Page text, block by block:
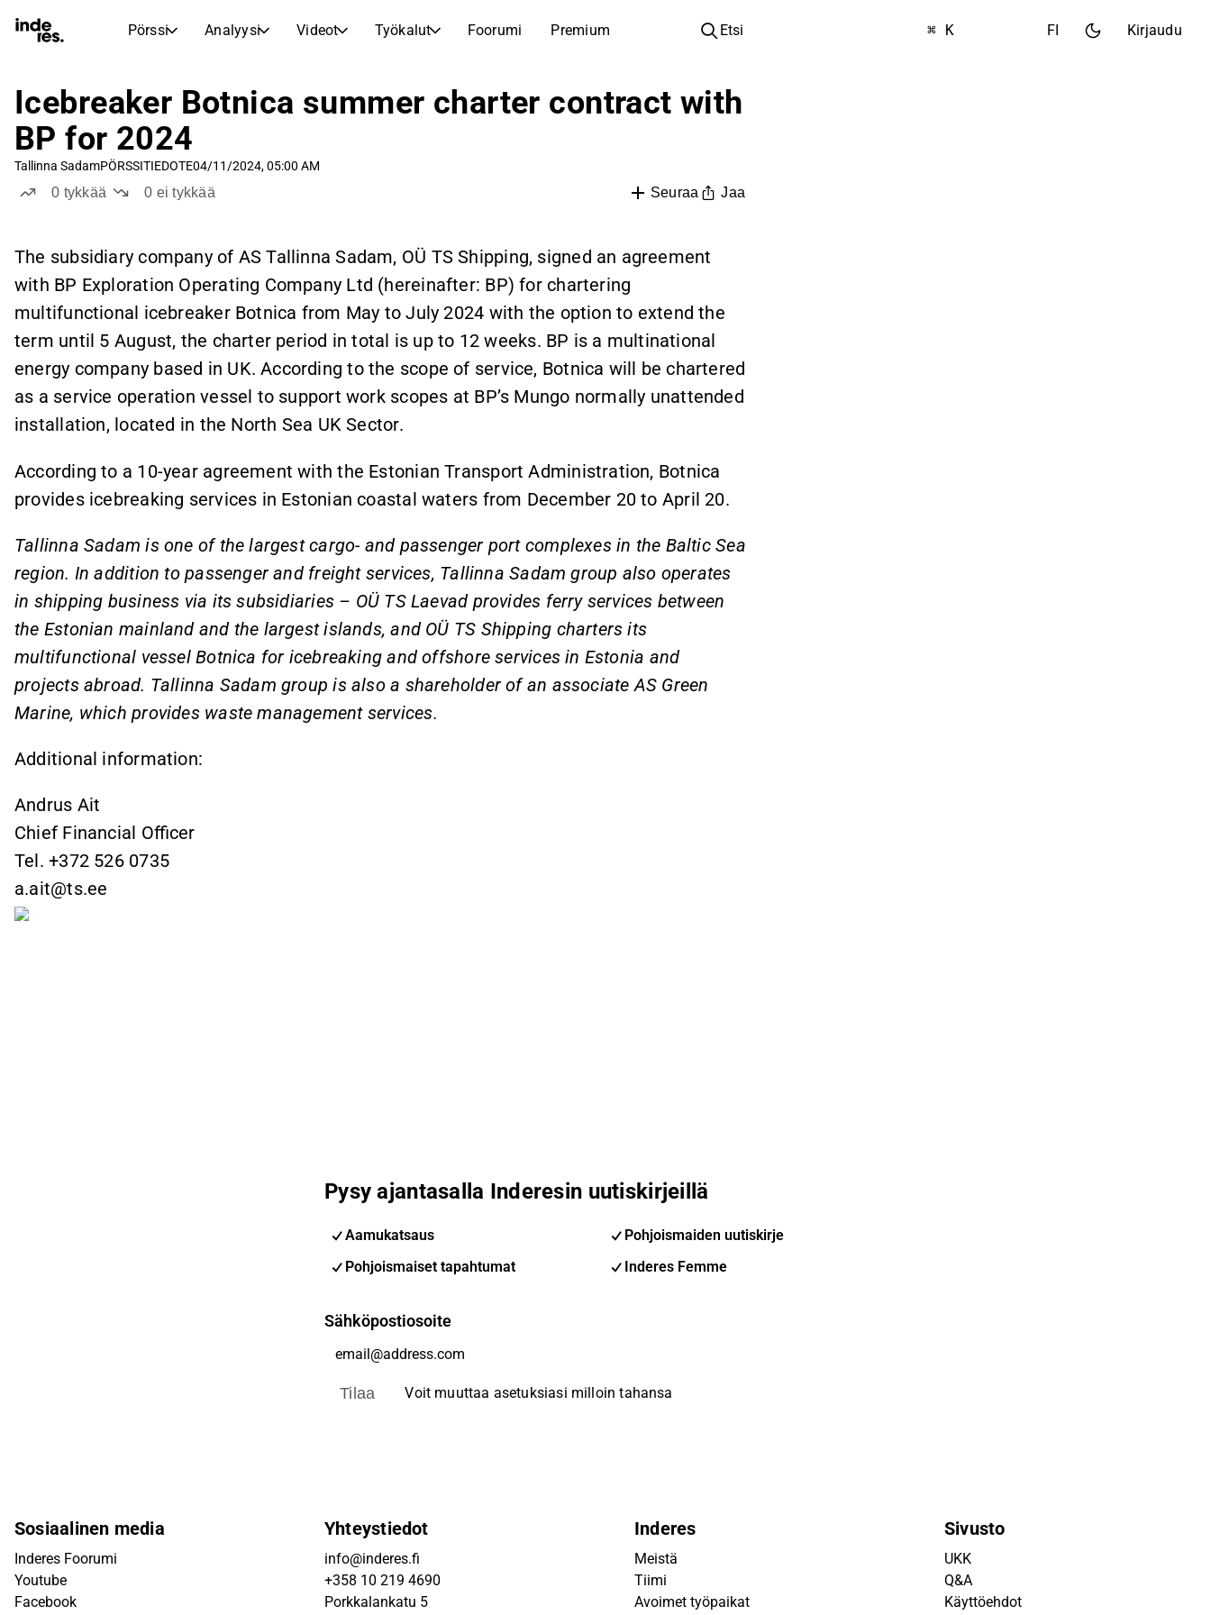
Pörssi Analyysi Videot Työkalut Foorumi Premium
Pörssi
Aamukatsaus
Osinkokalenteri
Tulevat ja menneet osingot
Yhtiöt
Inspiraatiota seuraavaan sijoitukseesi
Yhtiökokouskutsut
Yhtiökokousten päivämäärät ja osakkeenomistajatiedot
Analyysi
Artikkelit
Inderesin mallisalkku
Femme
Rohkeutta ja itseluottamusta sijoittamiseen
Analyysikoulu
Oppaita ja oppitunteja sijoitusosaamisen kasvattamiseen
inderesTV
Videokeskus osaketutkimukselle, analyysille ja asiantuntijakommenteille
Transkriptit
Osakevertailu
Vertaa tunnuslukuja ja kehitystä useiden osakkeiden välillä
Tuloskausi
Virtuaalinen analyytikkochat
Esitä kysymyksiä ja saa tekoälypohjaisia sijoitusnäkemyksiä
Korkoa korolle -laskuri
Laske, miten säästösi kasvavat korkoa korolle -ilmiön ansiosta.
Etsi ⌘ K FI Kirjaudu
Icebreaker Botnica summer charter contract with
BP for 2024
Tallinna SadamPÖRSSITIEDOTE04/11/2024, 05:00 AM
0 tykkää 0 ei tykkää Seuraa Jaa
The subsidiary company of AS Tallinna Sadam, OÜ TS Shipping, signed an agreement
with BP Exploration Operating Company Ltd (hereinafter: BP) for chartering
multifunctional icebreaker Botnica from May to July 2024 with the option to extend the
term until 5 August, the charter period in total is up to 12 weeks. BP is a multinational
energy company based in UK. According to the scope of service, Botnica will be chartered
as a service operation vessel to support work scopes at BP’s Mungo normally unattended
installation, located in the North Sea UK Sector.
According to a 10-year agreement with the Estonian Transport Administration, Botnica
provides icebreaking services in Estonian coastal waters from December 20 to April 20.
Tallinna Sadam is one of the largest cargo- and passenger port complexes in the Baltic Sea
region. In addition to passenger and freight services, Tallinna Sadam group also operates
in shipping business via its subsidiaries – OÜ TS Laevad provides ferry services between
the Estonian mainland and the largest islands, and OÜ TS Shipping charters its
multifunctional vessel Botnica for icebreaking and offshore services in Estonia and
projects abroad. Tallinna Sadam group is also a shareholder of an associate AS Green
Marine, which provides waste management services.
Additional information:
Andrus Ait
Chief Financial Officer
Tel. +372 526 0735
a.ait@ts.ee
Pysy ajantasalla Inderesin uutiskirjeillä
Aamukatsaus
Pohjoismaiden uutiskirje
Pohjoismaiset tapahtumat
Inderes Femme
Sähköpostiosoite
Tilaa Voit muuttaa asetuksiasi milloin tahansa
Sosiaalinen media
Inderes Foorumi
Youtube
Facebook
Yhteystiedot
info@inderes.fi
+358 10 219 4690
Porkkalankatu 5
Inderes
Meistä
Tiimi
Avoimet työpaikat
Sivusto
UKK
Q&A
Käyttöehdot